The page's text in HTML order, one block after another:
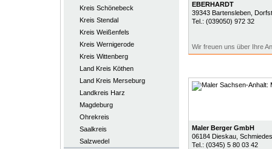
Kreis Schönebeck
Kreis Stendal
Kreis Weißenfels
Kreis Wernigerode
Kreis Wittenberg
Land Kreis Köthen
Land Kreis Merseburg
Landkreis Harz
Magdeburg
Ohrekreis
Saalkreis
Salzwedel
EBERHARDT
39343 Bartensleben,
Tel.: (039050) 972 32
Wir freuen uns über Ihre
Maler Berger GmbH
06184 Dieskau,
Tel.: (0345) 5 80 03 42